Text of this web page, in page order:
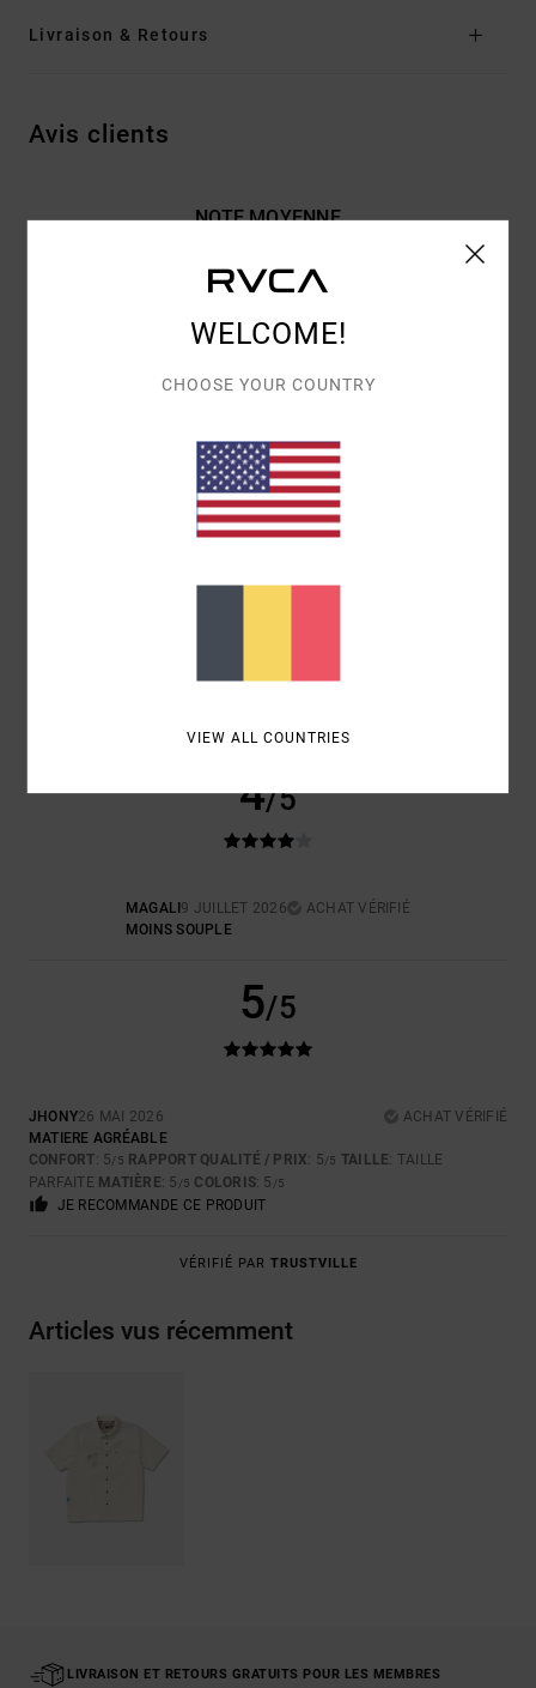
Livraison & Retours
Avis clients
NOTE MOYENNE
4.5/5
50% DE NOS CLIENTS RECOMMANDENT CE PRODUIT
RAPPORT QUALITÉ / PRIX
TAILLE
4/5
MAGALI 9 JUILLET 2026
ACHAT VÉRIFIÉ
MOINS SOUPLE
5/5
JHONY26 MAI 2026
ACHAT VÉRIFIÉ
MATIERE AGRÉABLE
CONFORT: 5/5 RAPPORT QUALITÉ / PRIX: 5/5 TAILLE: TAILLE
PARFAITE MATIÈRE: 5 /5 COLORIS: 5 /5
JE RECOMMANDE CE PRODUIT
VÉRIFIÉ PAR TRUSTVILLE
Articles vus récemment
LIVRAISON ET RETOURS GRATUITS POUR LES MEMBRES
WELCOME!
CHOOSE YOUR COUNTRY
VIEW ALL COUNTRIES